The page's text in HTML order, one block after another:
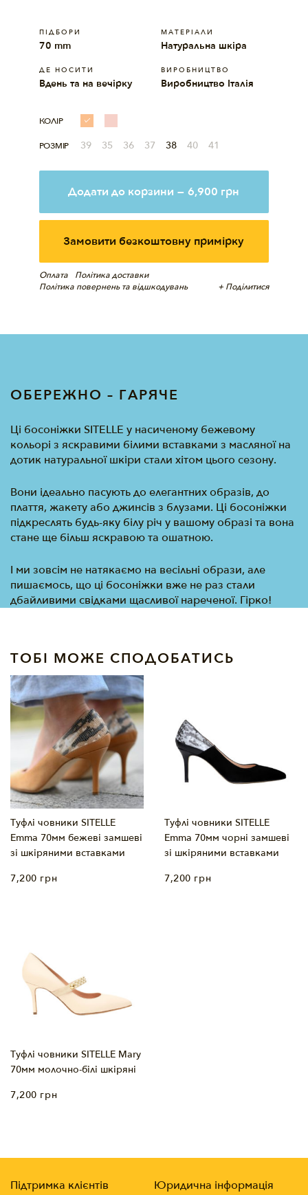
ПІДБОРИ
70 mm
МАТЕРIАЛИ
Натуральна шкіра
ДЕ НОСИТИ
Вдень та на вечірку
ВИРОБНИЦТВО
Виробництво Італія
КОЛІР
РОЗМІР 39 35 36 37 38 40 41
Додати до корзини — 6,900 грн
Замовити безкоштовну примірку
Оплата
Політика доставки
Політика повернень та відшкодувань
+ Поділитися
ОБЕРЕЖНО – ГАРЯЧЕ
Ці босоніжки SITELLE у насиченому бежевому
кольорі з яскравими білими вставками з масляної на
дотик натуральної шкіри стали хітом цього сезону.
Вони ідеально пасують до елегантних образів, до
плаття, жакету або джинсів з блузами. Ці босоніжки
підкреслять будь-яку білу річ у вашому образі та вона
стане ще більш яскравою та ошатною.
І ми зовсім не натякаємо на весільні образи, але
пишаємось, що ці босоніжки вже не раз стали
дбайливими свідками щасливої нареченої. Гірко!
ТОБІ МОЖЕ СПОДОБАТИСЬ
Туфлі човники SITELLE
Emma 70мм бежеві замшеві
зі шкіряними вставками
7,200 грн
Туфлі човники SITELLE
Emma 70мм чорні замшеві
зі шкіряними вставками
7,200 грн
Туфлі човники SITELLE Mary
70мм молочно-білі шкіряні
7,200 грн
Підтримка клієнтів Юридична інформація